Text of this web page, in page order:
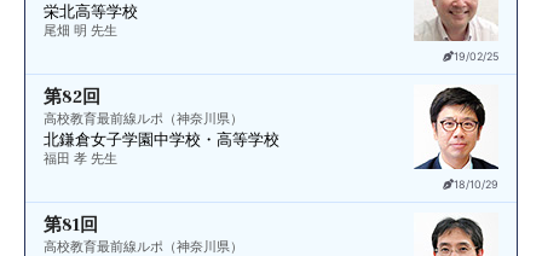
19/02/25
栄北高等学校
尾畑 明 先生
18/10/29
第82回
高校教育最前線ルポ（神奈川県）
北鎌倉女子学園中学校・高等学校
福田 孝 先生
第81回
高校教育最前線ルポ（神奈川県）